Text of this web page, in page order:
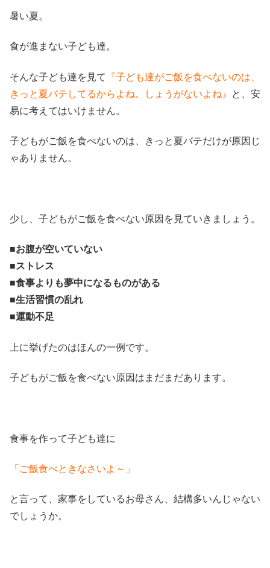
暑い夏。
食が進まない子ども達。
そんな子ども達を見て
『子ども達がご飯を食べないのは、
きっと夏バテしてるからよね。しょうがないよね』
と、安
易に考えてはいけません。
子どもがご飯を食べないのは、きっと夏バテだけが原因じ
ゃありません。
少し、子どもがご飯を食べない原因を見ていきましょう。
■お腹が空いていない
■ストレス
■食事よりも夢中になるものがある
■生活習慣の乱れ
■運動不足
上に挙げたのはほんの一例です。
子どもがご飯を食べない原因はまだまだあります。
食事を作って子ども達に
「ご飯食べときなさいよ～」
と言って、家事をしているお母さん、結構多いんじゃない
でしょうか。